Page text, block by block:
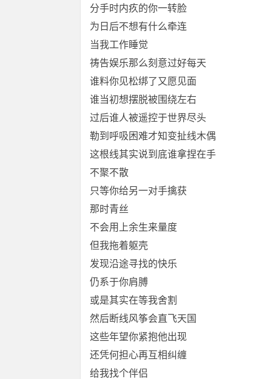
分手时内疚的你一转脸
为日后不想有什么牵连
当我工作睡觉
祷告娱乐那么刻意过好每天
谁料你见松绑了又愿见面
谁当初想摆脱被围绕左右
过后谁人被遥控于世界尽头
勒到呼吸困难才知变扯线木偶
这根线其实说到底谁拿捏在手
不聚不散
只等你给另一对手擒获
那时青丝
不会用上余生来量度
但我拖着躯壳
发现沿途寻找的快乐
仍系于你肩膊
或是其实在等我舍割
然后断线风筝会直飞天国
这些年望你紧抱他出现
还凭何担心再互相纠缠
给我找个伴侣